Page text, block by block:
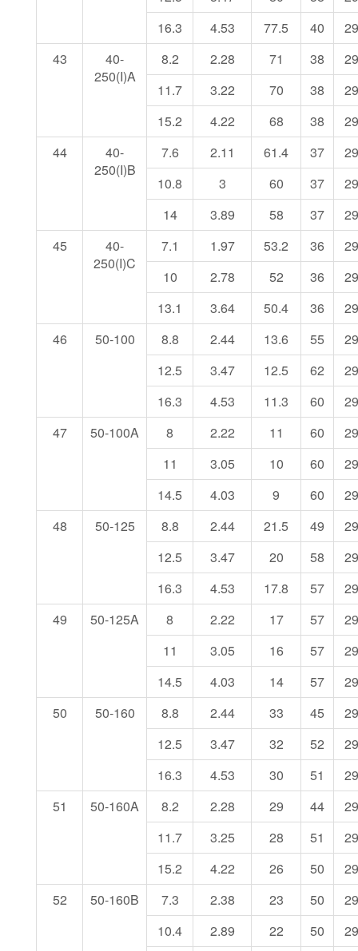
16.3
4.53 77.5 40
43
40-
250(I)A
8.2 2.28 71 38
11.7
3.22 70 38
15.2
4.22 68 38
44
40-
250(I)B
7.6 2.11 61.4 37
10.8
3 60 37
14
3.89 58 37
45
40-
250(I)C
7.1 1.97 53.2 36
10
2.78 52 36
13.1
3.64 50.4 36
46
50-100 8.8 2.44 13.6 55
12.5
3.47 12.5 62
16.3
4.53 11.3 60
47
50-100A 8 2.22 11 60
11
3.05 10 60
14.5
4.03 9 60
48
50-125 8.8 2.44 21.5 49
12.5
3.47 20 58
16.3
4.53 17.8 57
49
50-125A 8 2.22 17 57
11
3.05 16 57
14.5
4.03 14 57
50
50-160 8.8 2.44 33 45
12.5
3.47 32 52
16.3
4.53 30 51
51
50-160A 8.2 2.28 29 44
11.7
3.25 28 51
15.2
4.22 26 50
52
50-160B 7.3 2.38 23 50
10.4
2.89 22 50